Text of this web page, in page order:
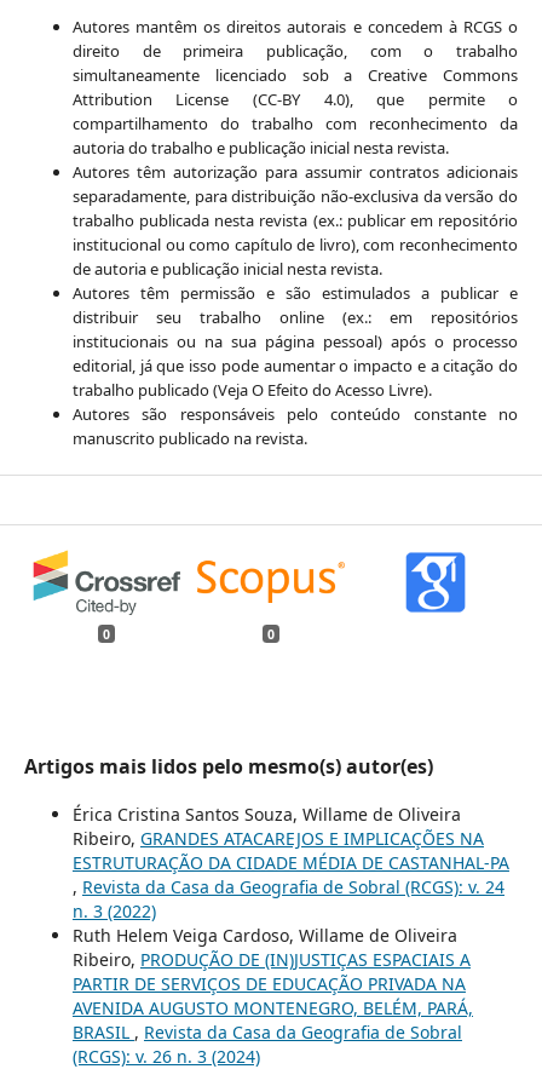
Autores mantêm os direitos autorais e concedem à RCGS o
direito de primeira publicação, com o trabalho
simultaneamente licenciado sob a Creative Commons
Attribution License (CC-BY 4.0), que permite o
compartilhamento do trabalho com reconhecimento da
autoria do trabalho e publicação inicial nesta revista.
Autores têm autorização para assumir contratos adicionais
separadamente, para distribuição não-exclusiva da versão do
trabalho publicada nesta revista (ex.: publicar em repositório
institucional ou como capítulo de livro), com reconhecimento
de autoria e publicação inicial nesta revista.
Autores têm permissão e são estimulados a publicar e
distribuir seu trabalho online (ex.: em repositórios
institucionais ou na sua página pessoal) após o processo
editorial, já que isso pode aumentar o impacto e a citação do
trabalho publicado (Veja O Efeito do Acesso Livre).
Autores são responsáveis pelo conteúdo constante no
manuscrito publicado na revista.
0 0
Artigos mais lidos pelo mesmo(s) autor(es)
Érica Cristina Santos Souza, Willame de Oliveira
Ribeiro, GRANDES ATACAREJOS E IMPLICAÇÕES NA
ESTRUTURAÇÃO DA CIDADE MÉDIA DE CASTANHAL-PA
, Revista da Casa da Geografia de Sobral (RCGS): v. 24
n. 3 (2022)
Ruth Helem Veiga Cardoso, Willame de Oliveira
Ribeiro, PRODUÇÃO DE (IN)JUSTIÇAS ESPACIAIS A
PARTIR DE SERVIÇOS DE EDUCAÇÃO PRIVADA NA
AVENIDA AUGUSTO MONTENEGRO, BELÉM, PARÁ,
BRASIL , Revista da Casa da Geografia de Sobral
(RCGS): v. 26 n. 3 (2024)